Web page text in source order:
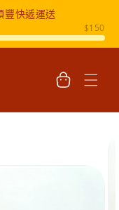
豐快遞運送
物